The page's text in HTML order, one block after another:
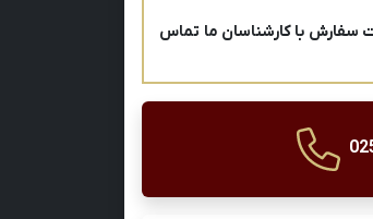
سفارش با کارشناسان ما تماس